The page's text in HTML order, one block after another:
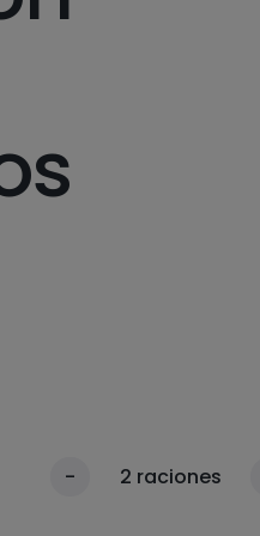
- 2 raciones